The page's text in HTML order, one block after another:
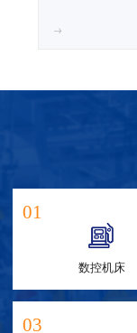
01
数控机床
03